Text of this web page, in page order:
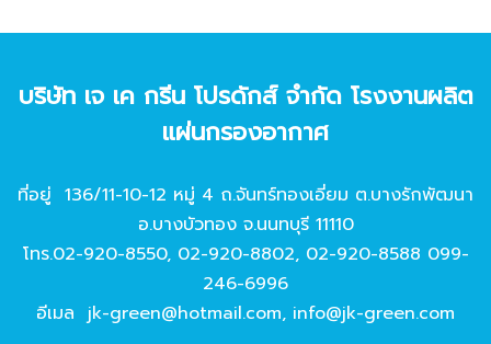
บริษัท เจ เค กรีน โปรดักส์ จํากัด โรงงานผลิต
แผ่นกรองอากาศ
ที่อยู่ 136/11-10-12 หมู่ 4 ถ.จันทร์ทองเอี่ยม ต.บางรักพัฒนา
อ.บางบัวทอง จ.นนทบุรี 11110
โทร.02-920-8550, 02-920-8802, 02-920-8588 099-
246-6996
อีเมล jk-green@hotmail.com, info@jk-green.com